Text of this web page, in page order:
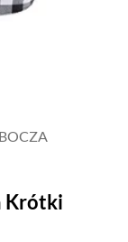
Krótki